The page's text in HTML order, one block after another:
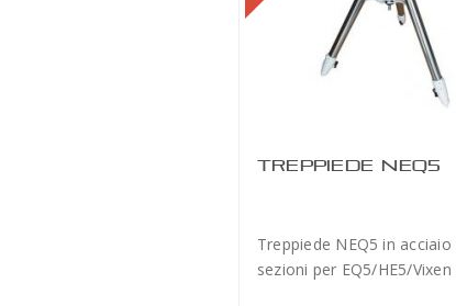
Il telo di
stato creato per
TREPPIEDE NEQ5
Treppiede NEQ5 in acciaio
sezioni per EQ5/HE5/Vixen